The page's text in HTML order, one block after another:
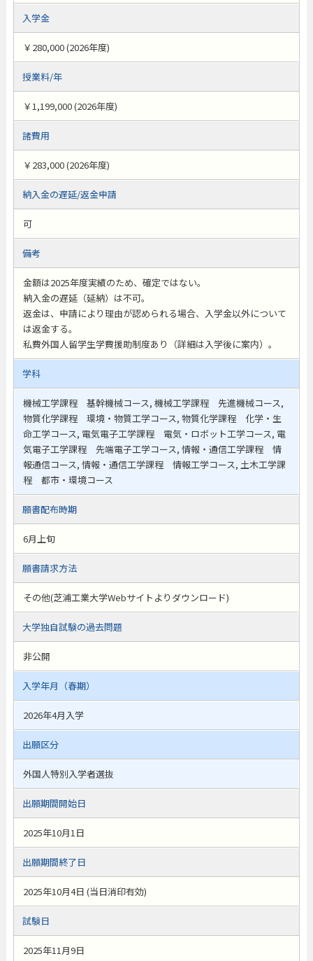
入学金
￥280,000 (2026年度)
授業料/年
￥1,199,000 (2026年度)
諸費用
￥283,000 (2026年度)
納入金の遅延/返金申請
可
備考
金額は2025年度実績のため、確定ではない。
納入金の遅延（延納）は不可。
返金は、申請により理由が認められる場合、入学金以外について
は返金する。
私費外国人留学生学費援助制度あり（詳細は入学後に案内）。
学科
機械工学課程 基幹機械コース, 機械工学課程 先進機械コース,
物質化学課程 環境・物質工学コース, 物質化学課程 化学・生
命工学コース, 電気電子工学課程 電気・ロボット工学コース, 電
気電子工学課程 先端電子工学コース, 情報・通信工学課程 情
報通信コース, 情報・通信工学課程 情報工学コース, 土木工学課
程 都市・環境コース
願書配布時期
6月上旬
願書請求方法
その他(芝浦工業大学Webサイトよりダウンロード)
大学独自試験の過去問題
非公開
入学年月（春期）
2026年4月入学
出願区分
外国人特別入学者選抜
出願期間開始日
2025年10月1日
出願期間終了日
2025年10月4日 (当日消印有効)
試験日
2025年11月9日